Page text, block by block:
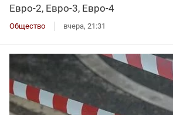
Евро-2, Евро-3, Евро-4
Общество вчера, 21:31